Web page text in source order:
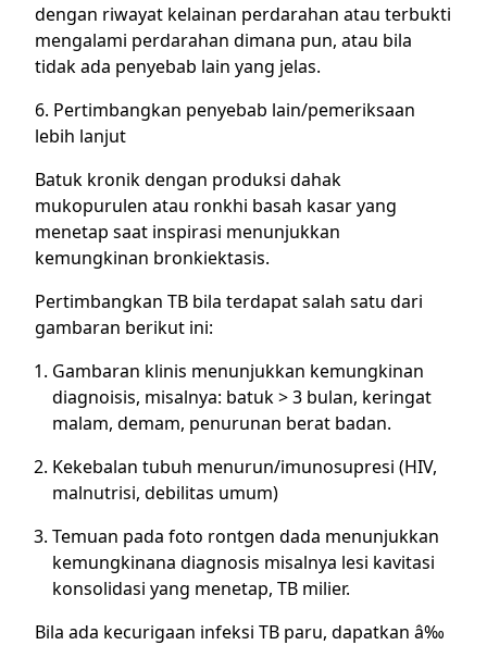
dengan riwayat kelainan perdarahan atau terbukti
mengalami perdarahan dimana pun, atau bila
tidak ada penyebab lain yang jelas.
6. Pertimbangkan penyebab lain/pemeriksaan
lebih lanjut
Batuk kronik dengan produksi dahak
mukopurulen atau ronkhi basah kasar yang
menetap saat inspirasi menunjukkan
kemungkinan bronkiektasis.
Pertimbangkan TB bila terdapat salah satu dari
gambaran berikut ini:
Gambaran klinis menunjukkan kemungkinan
diagnoisis, misalnya: batuk > 3 bulan, keringat
malam, demam, penurunan berat badan.
Kekebalan tubuh menurun/imunosupresi (HIV,
malnutrisi, debilitas umum)
Temuan pada foto rontgen dada menunjukkan
kemungkinana diagnosis misalnya lesi kavitasi
konsolidasi yang menetap, TB milier.
Bila ada kecurigaan infeksi TB paru, dapatkan â‰